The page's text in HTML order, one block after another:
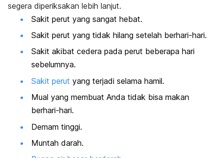
segera diperiksakan lebih lanjut.
Sakit perut yang sangat hebat.
Sakit perut yang tidak hilang setelah berhari-hari.
Sakit akibat cedera pada perut beberapa hari
sebelumnya.
Sakit perut yang terjadi selama hamil.
Mual yang membuat Anda tidak bisa makan
berhari-hari.
Demam tinggi.
Muntah darah.